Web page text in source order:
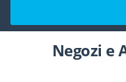
Negozi e